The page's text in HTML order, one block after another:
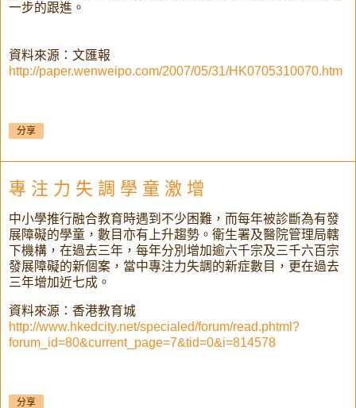
一步的跟進。
資料來源：文匯報
http://paper.wenweipo.com/2007/05/31/HK0705310070.htm
分享
專 注 力 失 調 學 童 激 增
中小學推行融合教育時遇到不少困難，而每年被診斷為有發
展障礙的學童，數目亦有上升趨勢。衛生署及醫院管理局轄
下機構，在過去三年，每年分別增加逾六千宗及三千六百宗
發展障礙的新個案，當中專注力失調的新症數目，更在過去
三年增加近七成。
資料來源：香港教育城
http://www.hkedcity.net/specialed/forum/read.phtml?
forum_id=80&current_page=7&tid=0&i=814578
分享